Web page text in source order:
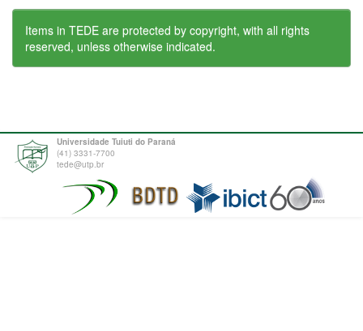
Items in TEDE are protected by copyright, with all rights
reserved, unless otherwise indicated.
Universidade Tuiuti do Paraná
(41) 3331-7700
tede@utp.br